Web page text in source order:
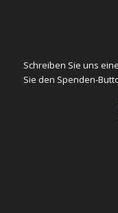
Schreiben Sie uns
Sie den Spenden-